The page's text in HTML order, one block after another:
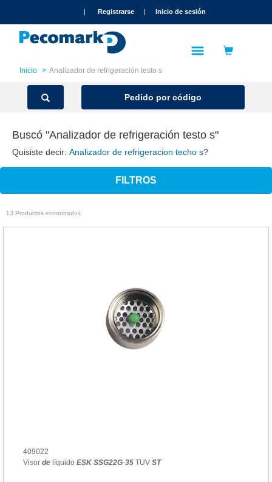
| Registrarse | Inicio de sesión
Inicio Analizador de refrigeración testo s
Pedido por código
Buscó "Analizador de refrigeración testo s"
Quisiste decir: Analizador de refrigeracion techo s?
FILTROS
13 Productos encontrados
409022
Visor delíquido ESK SSG22G-35TUV ST